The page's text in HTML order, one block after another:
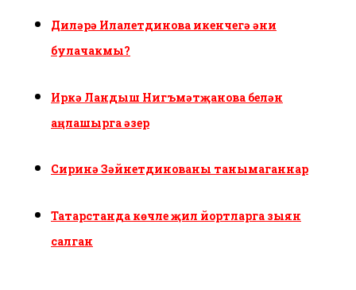
Диләрә Илалетдинова икенчегә әни
булачакмы?
Иркә Ландыш Нигъмәтҗанова белән
аңлашырга әзер
Сиринә Зәйнетдинованы танымаганнар
Татарстанда көчле җил йортларга зыян
салган